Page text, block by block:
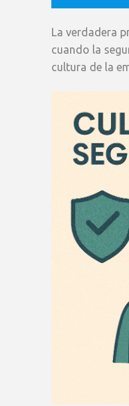
La verdadera
cuando la
cultura de la